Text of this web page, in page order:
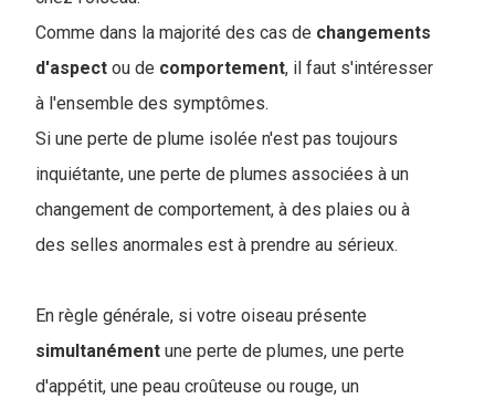
Comme dans la majorité des cas de changements
d'aspect ou de comportement, il faut s'intéresser
à l'ensemble des symptômes.
Si une perte de plume isolée n'est pas toujours
inquiétante, une perte de plumes associées à un
changement de comportement, à des plaies ou à
des selles anormales est à prendre au sérieux.
En règle générale, si votre oiseau présente
simultanément une perte de plumes, une perte
d'appétit, une peau croûteuse ou rouge, un